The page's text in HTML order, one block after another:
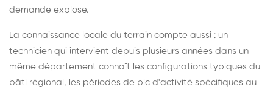
demande explose.
La connaissance locale du terrain compte aussi : un
technicien qui intervient depuis plusieurs années dans un
même département connaît les configurations typiques du
bâti régional, les périodes de pic d'activité spécifiques au